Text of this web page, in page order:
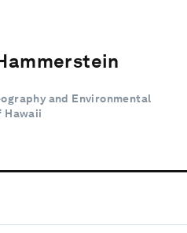
and Environmental
Hawaii